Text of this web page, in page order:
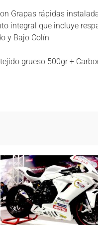
Grapas rápidas
integral que incluye
y Bajo Colín
grueso 500gr +